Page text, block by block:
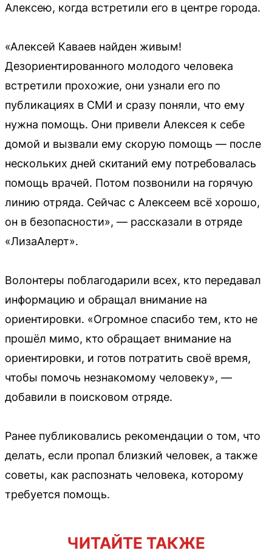
Алексею, когда встретили его в центре города.
«Алексей Каваев найден живым!
Дезориентированного молодого человека
встретили прохожие, они узнали его по
публикациях в СМИ и сразу поняли, что ему
нужна помощь. Они привели Алексея к себе
домой и вызвали ему скорую помощь — после
нескольких дней скитаний ему потребовалась
помощь врачей. Потом позвонили на горячую
линию отряда. Сейчас с Алексеем всё хорошо,
он в безопасности», — рассказали в отряде
«ЛизаАлерт».
Волонтеры поблагодарили всех, кто передавал
информацию и обращал внимание на
ориентировки. «Огромное спасибо тем, кто не
прошёл мимо, кто обращает внимание на
ориентировки, и готов потратить своё время,
чтобы помочь незнакомому человеку», —
добавили в поисковом отряде.
Ранее публиковались рекомендации о том, что
делать, если пропал близкий человек, а также
советы, как распознать человека, которому
требуется помощь.
ЧИТАЙТЕ ТАКЖЕ